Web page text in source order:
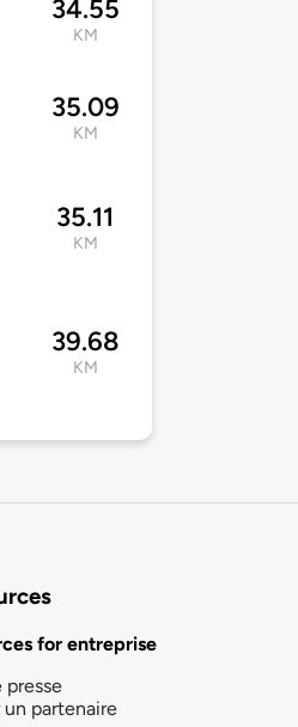
34.55
KM
35.09
KM
35.11
KM
39.68
KM
for entreprise
presse
un partenaire